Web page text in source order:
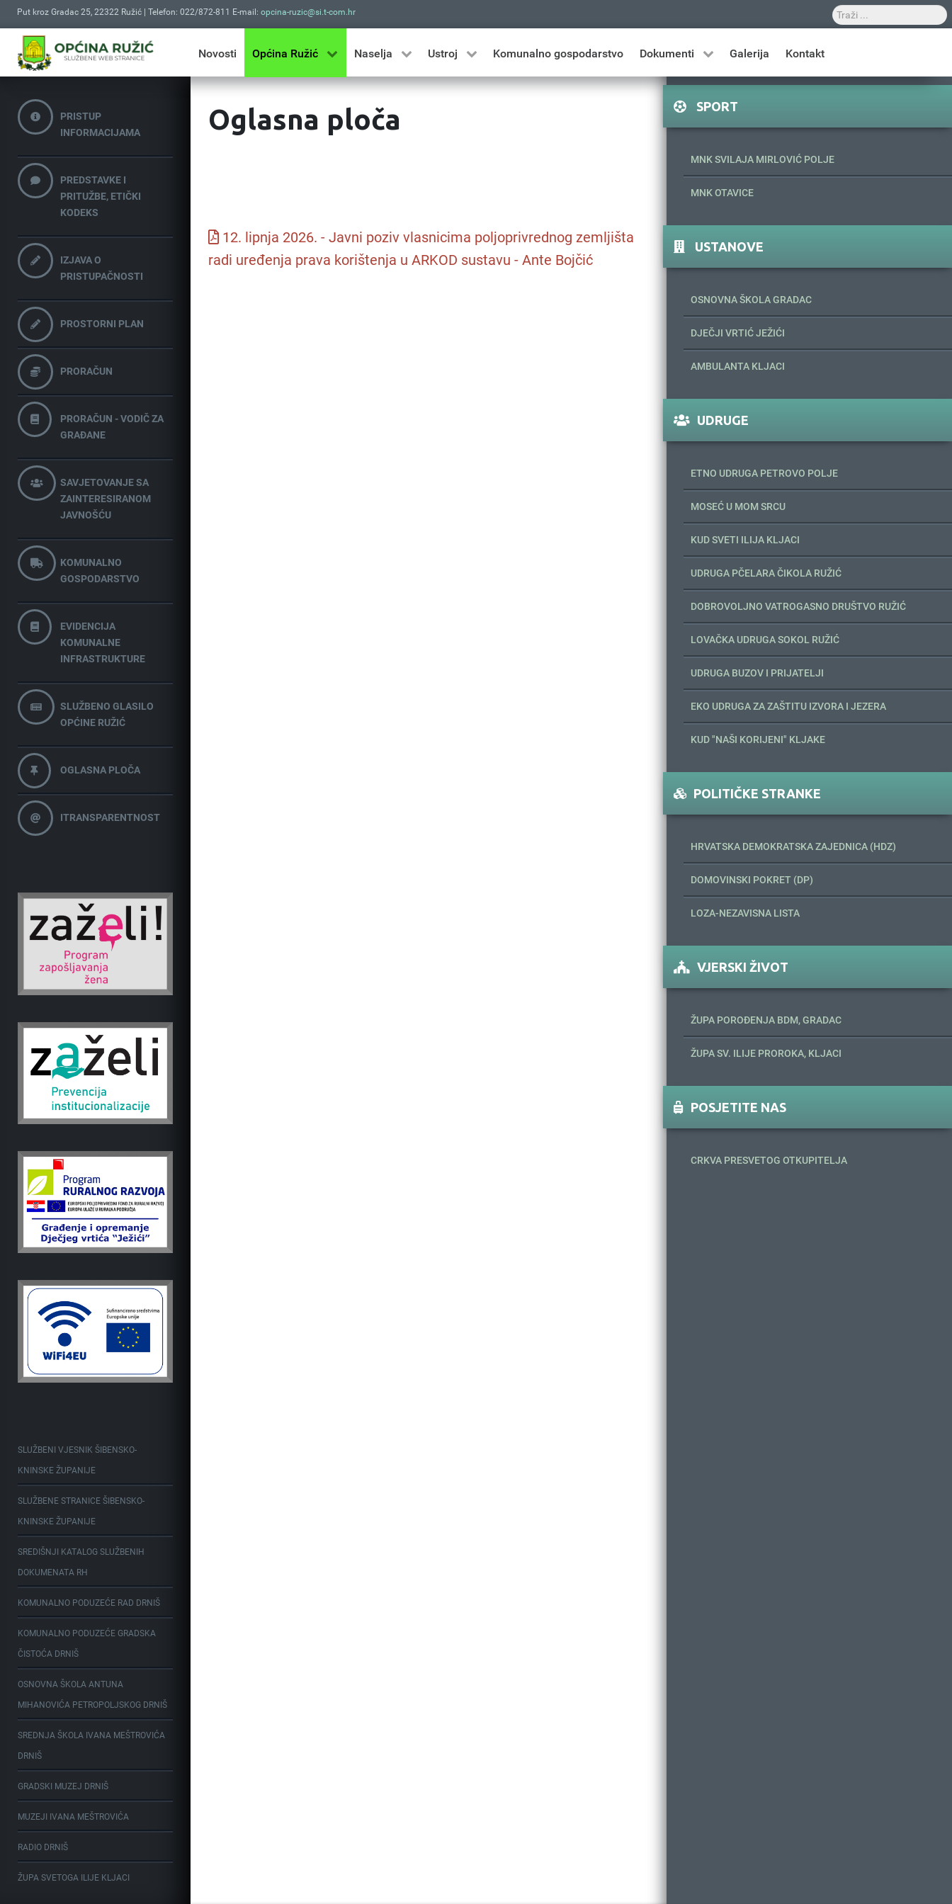
Put kroz Gradac 25, 22322 Ružić | Telefon: 022/872-811 E-mail: opcina-ruzic@si.t-com.hr
Novosti Općina Ružić Naselja Ustroj Komunalno gospodarstvo Dokumenti Galerija Kontakt
PRISTUP
INFORMACIJAMA
PREDSTAVKE I
PRITUŽBE, ETIČKI
KODEKS
IZJAVA O
PRISTUPAČNOSTI
PROSTORNI PLAN
PRORAČUN
PRORAČUN - VODIČ ZA
GRAĐANE
SAVJETOVANJE SA
ZAINTERESIRANOM
JAVNOŠĆU
KOMUNALNO
GOSPODARSTVO
EVIDENCIJA
KOMUNALNE
INFRASTRUKTURE
SLUŽBENO GLASILO
OPĆINE RUŽIĆ
OGLASNA PLOČA
ITRANSPARENTNOST
SLUŽBENI VJESNIK ŠIBENSKO-
KNINSKE ŽUPANIJE
SLUŽBENE STRANICE ŠIBENSKO-
KNINSKE ŽUPANIJE
SREDIŠNJI KATALOG SLUŽBENIH
DOKUMENATA RH
KOMUNALNO PODUZEĆE RAD DRNIŠ
KOMUNALNO PODUZEĆE GRADSKA
ČISTOĆA DRNIŠ
OSNOVNA ŠKOLA ANTUNA
MIHANOVIĆA PETROPOLJSKOG DRNIŠ
SREDNJA ŠKOLA IVANA MEŠTROVIĆA
DRNIŠ
GRADSKI MUZEJ DRNIŠ
MUZEJI IVANA MEŠTROVIĆA
RADIO DRNIŠ
ŽUPA SVETOGA ILIJE KLJACI
Oglasna ploča
12. lipnja 2026. - Javni poziv vlasnicima poljoprivrednog zemljišta
radi uređenja prava korištenja u ARKOD sustavu - Ante Bojčić
SPORT
MNK SVILAJA MIRLOVIĆ POLJE
MNK OTAVICE
USTANOVE
OSNOVNA ŠKOLA GRADAC
DJEČJI VRTIĆ JEŽIĆI
AMBULANTA KLJACI
UDRUGE
ETNO UDRUGA PETROVO POLJE
MOSEĆ U MOM SRCU
KUD SVETI ILIJA KLJACI
UDRUGA PČELARA ČIKOLA RUŽIĆ
DOBROVOLJNO VATROGASNO DRUŠTVO RUŽIĆ
LOVAČKA UDRUGA SOKOL RUŽIĆ
UDRUGA BUZOV I PRIJATELJI
EKO UDRUGA ZA ZAŠTITU IZVORA I JEZERA
KUD "NAŠI KORIJENI" KLJAKE
POLITIČKE STRANKE
HRVATSKA DEMOKRATSKA ZAJEDNICA (HDZ)
DOMOVINSKI POKRET (DP)
LOZA-NEZAVISNA LISTA
VJERSKI ŽIVOT
ŽUPA POROĐENJA BDM, GRADAC
ŽUPA SV. ILIJE PROROKA, KLJACI
POSJETITE NAS
CRKVA PRESVETOG OTKUPITELJA